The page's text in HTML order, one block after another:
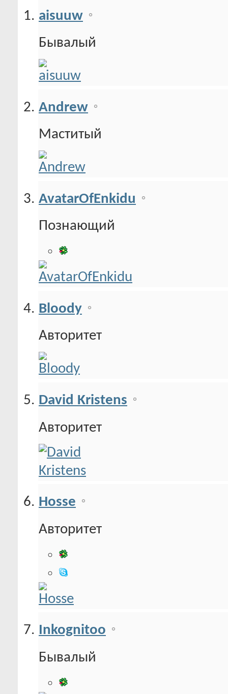
aisuuw
Бывалый
Andrew
Маститый
AvatarOfEnkidu
Познающий
Bloody
Авторитет
David Kristens
Авторитет
Hosse
Авторитет
Inkognitoo
Бывалый